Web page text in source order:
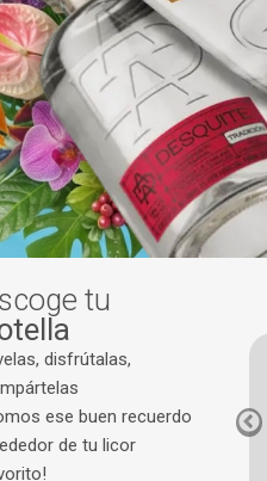
tu
disfrútalas,
ese buen recuerdo
de tu licor
Vino Blanco
Comprar